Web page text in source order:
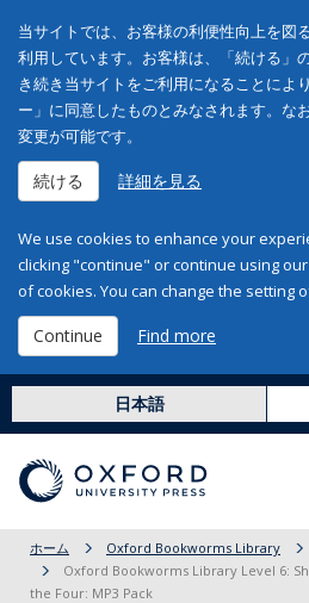
当サイトでは、お客様の利便性向上を図
利用しています。お客様は、「続ける」
き続き当サイトをご利用になることによ
ー」に同意したものとみなされます。な
変更が可能です。
続ける 詳細を見る
We use cookies to enhance your
clicking "continue" or continue using
of cookies. You can change the setting
Continue Find more
日本語
ホーム Oxford Bookworms Library
Oxford Bookworms Library Level 6:
the Four: MP3 Pack